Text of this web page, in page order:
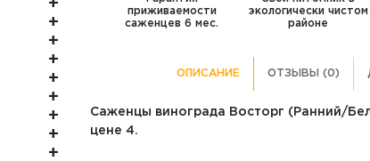
приживаемости
саженцев 6 мес.
экологически чистом
районе
ОПИСАНИЕ ОТЗЫВЫ (0)
Саженцы винограда Восторг (Ранний/
цене 4.